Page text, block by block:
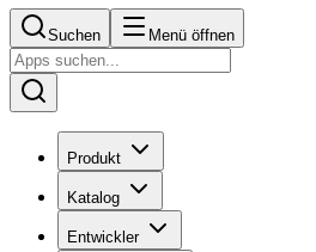
Suchen Menü öffnen
Produkt
Katalog
Entwickler